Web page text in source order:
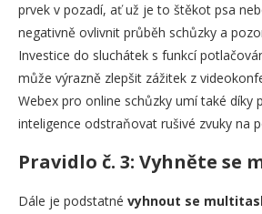
prvek v pozadí, ať už je to štěkot psa
negativně ovlivnit průběh schůzky a
Investice do sluchátek s funkcí
může výrazně zlepšit zážitek z
Webex pro online schůzky umí také díky
inteligence odstraňovat rušivé zvuky na
Pravidlo č. 3: Vyhněte se
Dále je podstatné vyhnout se